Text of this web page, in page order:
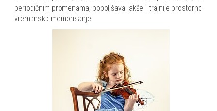
periodičnim promenama, poboljšava lakše i trajnije prostorno-
vremensko memorisanje.